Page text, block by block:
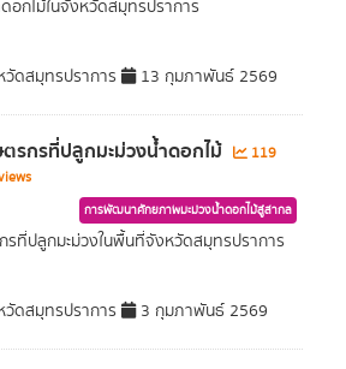
อกไม้ในจังหวัดสมุทรปราการ
วัดสมุทรปราการ 13 กุมภาพันธ์ 2569
ตรกรที่ปลูกมะม่วงน้ำดอกไม้
119
การพัฒนาศักยภาพมะม่วงน้ำดอกไม้สู่สากล
รที่ปลูกมะม่วงในพื้นที่จังหวัดสมุทรปราการ
วัดสมุทรปราการ 3 กุมภาพันธ์ 2569